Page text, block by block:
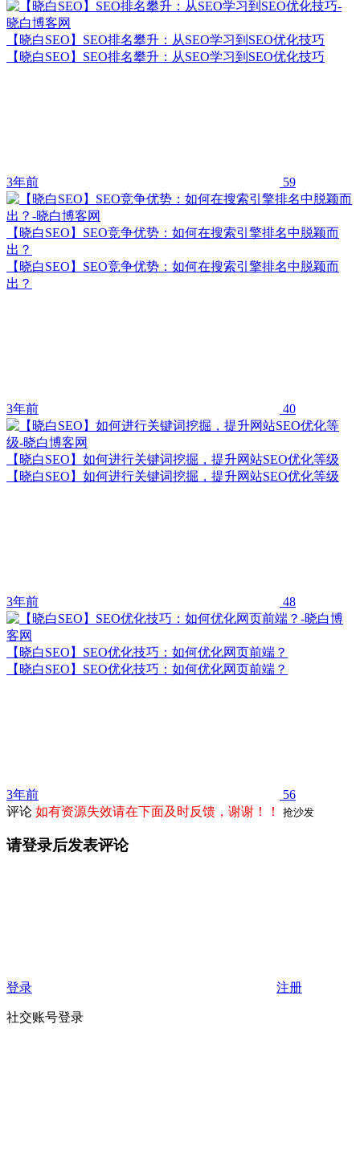
【晓白SEO】SEO排名攀升：从SEO学习到SEO优化技巧
【晓白SEO】SEO排名攀升：从SEO学习到SEO优化技巧
3年前 59
【晓白SEO】SEO竞争优势：如何在搜索引擎排名中脱颖而
出？
【晓白SEO】SEO竞争优势：如何在搜索引擎排名中脱颖而
出？
3年前 40
【晓白SEO】如何进行关键词挖掘，提升网站SEO优化等级
【晓白SEO】如何进行关键词挖掘，提升网站SEO优化等级
3年前 48
【晓白SEO】SEO优化技巧：如何优化网页前端？
【晓白SEO】SEO优化技巧：如何优化网页前端？
3年前
56
评论 如有资源失效请在下面及时反馈，谢谢！！ 抢沙发
请登录后发表评论
登录 注册
社交账号登录